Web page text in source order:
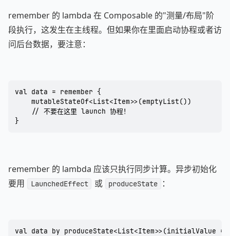
remember 的 lambda 在 Composable 的"测量/布局"阶
段执行，这发生在主线程。但如果你在里面启动协程或者访
问后台数据，要注意：
val data = remember {
    mutableStateOf<List<Item>>(emptyList())
    // 不要在这里 launch 协程！
}
remember 的 lambda 应该只执行同步计算。异步初始化
要用
LaunchedEffect 或 produceState ：
val data by produceState<List<Item>>(initialValue